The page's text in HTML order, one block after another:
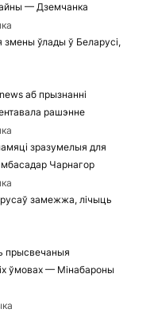
— Дземчанка
ўлады ў Беларусі,
аб прызнанні
рашэнне
зразумелыя для
Чарнагор
замежжа, лічыць
прысвечаныя
ўмовах — Мінабароны